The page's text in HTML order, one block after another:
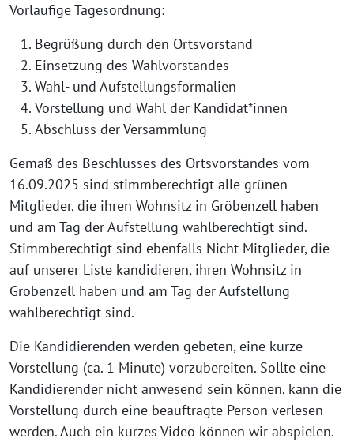
Vorläufige Tagesordnung:
Begrüßung durch den Ortsvorstand
Einsetzung des Wahlvorstandes
Wahl- und Aufstellungsformalien
Vorstellung und Wahl der Kandidat*innen
Abschluss der Versammlung
Gemäß des Beschlusses des Ortsvorstandes vom
16.09.2025 sind stimmberechtigt alle grünen
Mitglieder, die ihren Wohnsitz in Gröbenzell haben
und am Tag der Aufstellung wahlberechtigt sind.
Stimmberechtigt sind ebenfalls Nicht-Mitglieder, die
auf unserer Liste kandidieren, ihren Wohnsitz in
Gröbenzell haben und am Tag der Aufstellung
wahlberechtigt sind.
Die Kandidierenden werden gebeten, eine kurze
Vorstellung (ca. 1 Minute) vorzubereiten. Sollte eine
Kandidierender nicht anwesend sein können, kann die
Vorstellung durch eine beauftragte Person verlesen
werden. Auch ein kurzes Video können wir abspielen.